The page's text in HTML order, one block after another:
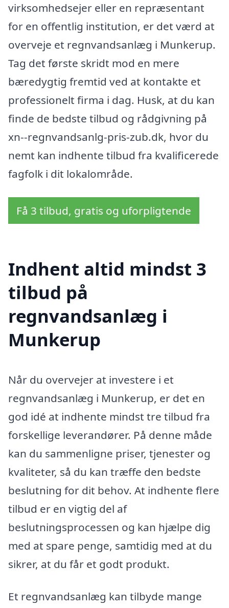
virksomhedsejer eller en repræsentant
for en offentlig institution, er det værd at
overveje et regnvandsanlæg i Munkerup.
Tag det første skridt mod en mere
bæredygtig fremtid ved at kontakte et
professionelt firma i dag. Husk, at du kan
finde de bedste tilbud og rådgivning på
xn--regnvandsanlg-pris-zub.dk, hvor du
nemt kan indhente tilbud fra kvalificerede
fagfolk i dit lokalområde.
Få 3 tilbud, gratis og uforpligtende
Indhent altid mindst 3
tilbud på
regnvandsanlæg i
Munkerup
Når du overvejer at investere i et
regnvandsanlæg i Munkerup, er det en
god idé at indhente mindst tre tilbud fra
forskellige leverandører. På denne måde
kan du sammenligne priser, tjenester og
kvaliteter, så du kan træffe den bedste
beslutning for dit behov. At indhente flere
tilbud er en vigtig del af
beslutningsprocessen og kan hjælpe dig
med at spare penge, samtidig med at du
sikrer, at du får et godt produkt.
Et regnvandsanlæg kan tilbyde mange